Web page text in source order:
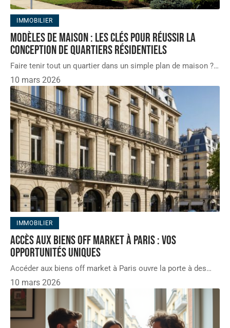
IMMOBILIER
Modèles de maison : les clés pour réussir la
conception de quartiers résidentiels
Faire tenir tout un quartier dans un simple plan de maison ?…
10 mars 2026
IMMOBILIER
Accès aux biens off market à paris : vos
opportunités uniques
Accéder aux biens off market à Paris ouvre la porte à des…
10 mars 2026